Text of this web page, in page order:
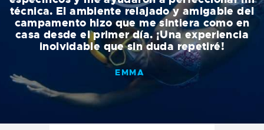
técnica. El ambiente relajado y amigable del
campamento hizo que me sintiera como en
casa desde el primer día. ¡Una experiencia
inolvidable que sin duda repetiré!
EMMA